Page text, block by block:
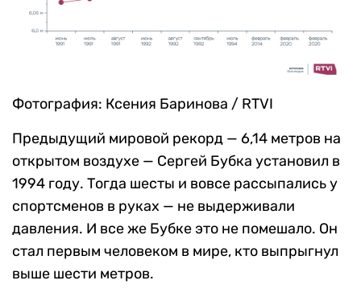
Фотография: Ксения Баринова / RTVI
Предыдущий мировой рекорд — 6,14 метров на
открытом воздухе — Сергей Бубка установил в
1994 году. Тогда шесты и вовсе рассыпались у
спортсменов в руках — не выдерживали
давления. И все же Бубке это не помешало. Он
стал первым человеком в мире, кто выпрыгнул
выше шести метров.